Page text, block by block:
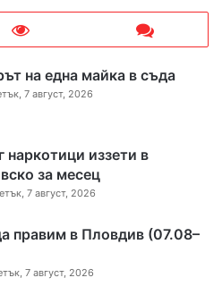
на една майка в съда
7 август, 2026
наркотици иззети в
за месец
7 август, 2026
правим в Пловдив (07.08–
7 август, 2026